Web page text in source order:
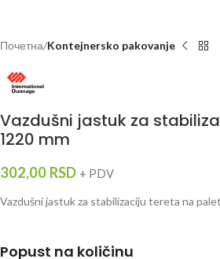
Почетна Kontejnersko pakovanje
Vazdušni jastuk za
1220 mm
302,00 RSD + PDV
Vazdušni jastuk za stabilizaciju tereta na
Popust na količinu